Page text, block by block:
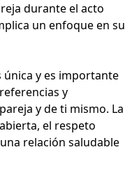
durante el acto
un enfoque en su
única y es importante
y
y de ti mismo. La
el respeto
relación saludable